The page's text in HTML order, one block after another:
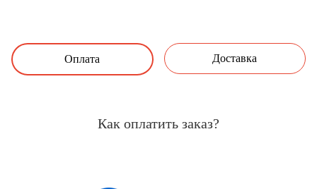
Оплата Доставка
Как оплатить заказ?